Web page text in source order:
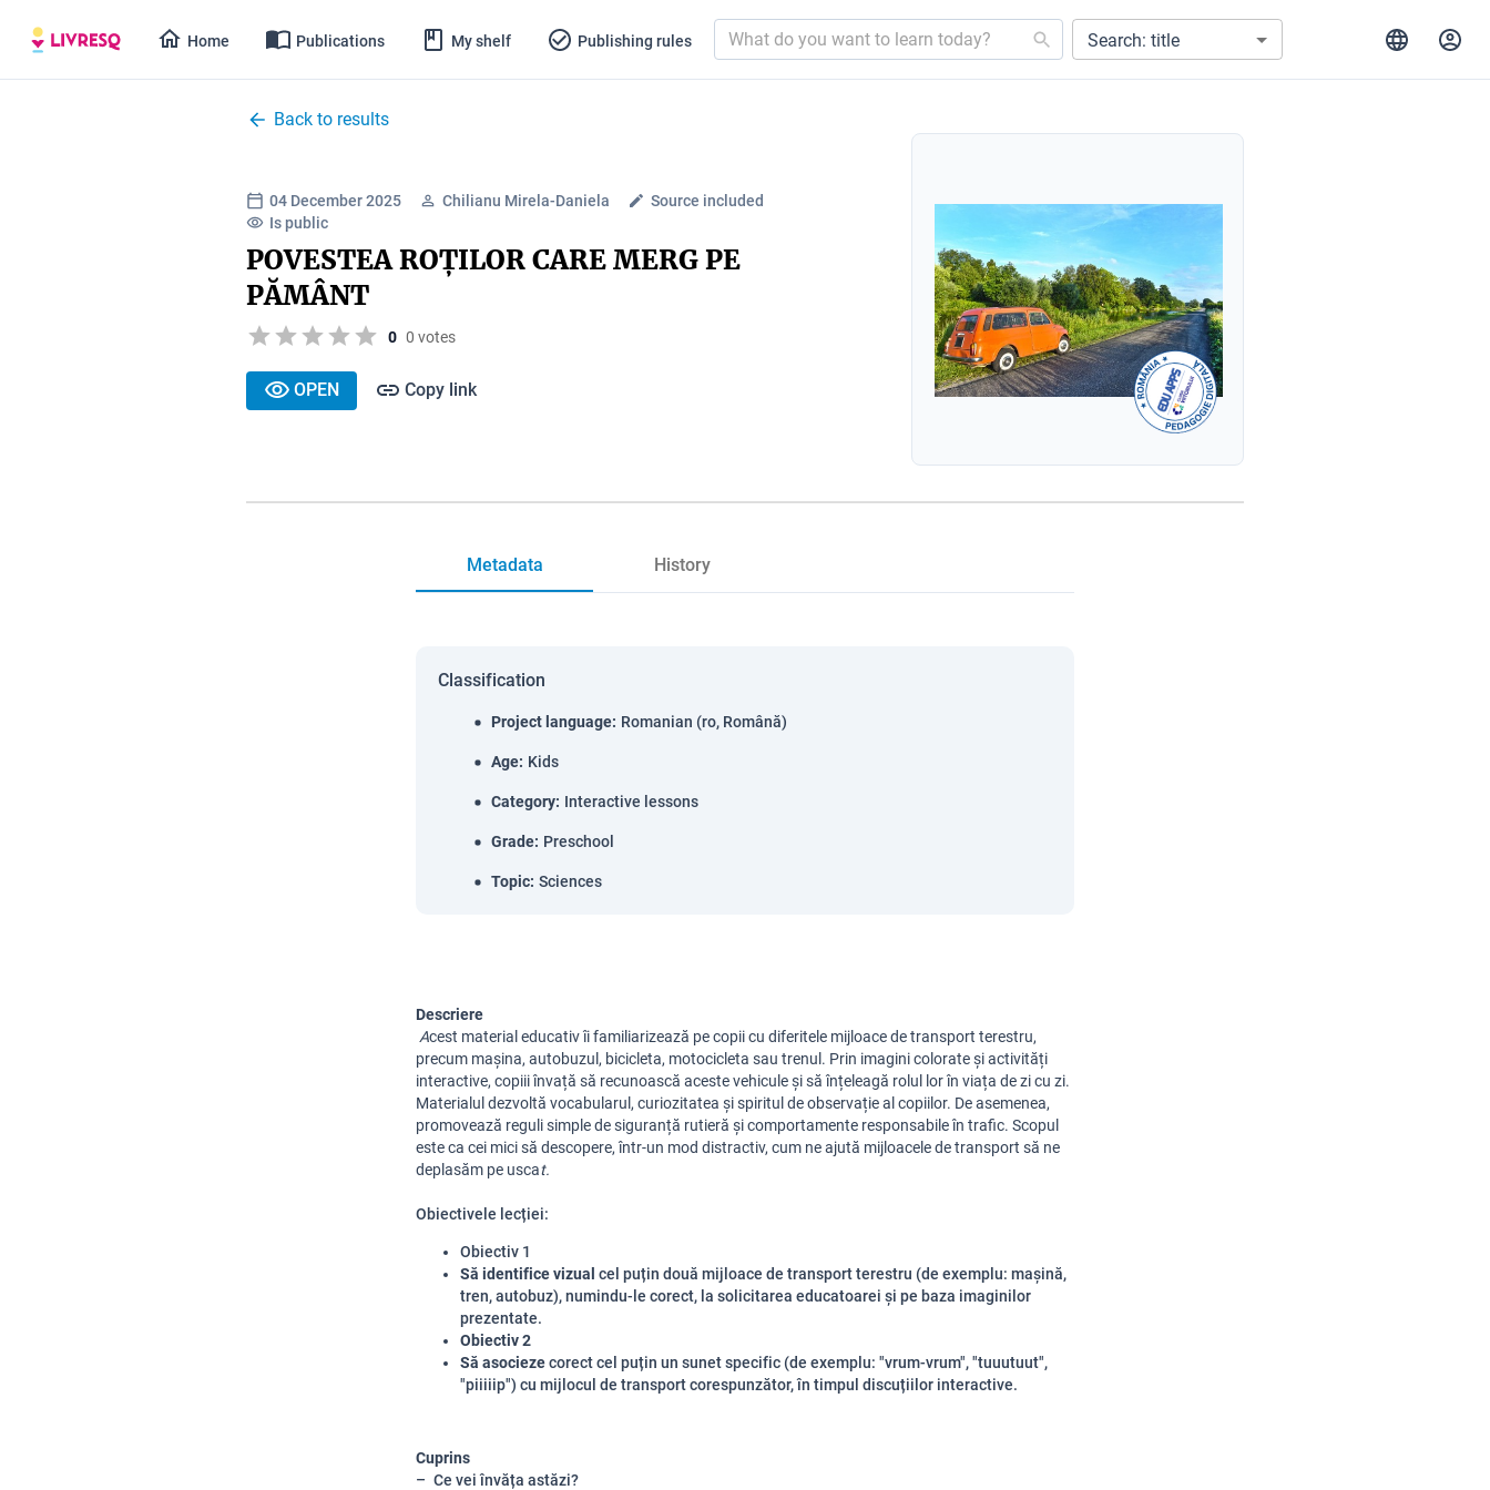
Home Publications My shelf Publishing rules Search: title
Back to results
04 December 2025 Chilianu Mirela-Daniela
Source included
Is public
POVESTEA ROȚILOR CARE MERG PE
PĂMÂNT
0 0 votes
OPEN Copy link
Metadata History
Classification
Project language: Romanian (ro, Română)
Age: Kids
Category: Interactive lessons
Grade: Preschool
Topic: Sciences
Descriere
Acest material educativ îi familiarizează pe copii cu diferitele mijloace de transport terestru,
precum mașina, autobuzul, bicicleta, motocicleta sau trenul. Prin imagini colorate și activități
interactive, copiii învață să recunoască aceste vehicule și să înțeleagă rolul lor în viața de zi cu zi.
Materialul dezvoltă vocabularul, curiozitatea și spiritul de observație al copiilor. De asemenea,
promovează reguli simple de siguranță rutieră și comportamente responsabile în trafic. Scopul
este ca cei mici să descopere, într-un mod distractiv, cum ne ajută mijloacele de transport să ne
deplasăm pe uscat.
Obiectivele lecției:
Obiectiv 1
Să identifice vizual cel puțin două mijloace de transport terestru (de exemplu: mașină,
tren, autobuz), numindu-le corect, la solicitarea educatoarei și pe baza imaginilor
prezentate.
Obiectiv 2
Să asociezecorect cel puțin un sunet specific (de exemplu: "vrum-vrum", "tuuutuut",
"piiiiip") cu mijlocul de transport corespunzător, în timpul discuțiilor interactive.
Cuprins
Ce vei învăța astăzi?